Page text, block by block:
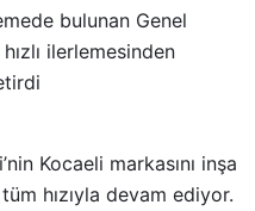
bulunan Genel
ilerlemesinden
Kocaeli markasını inşa
hızıyla devam ediyor.